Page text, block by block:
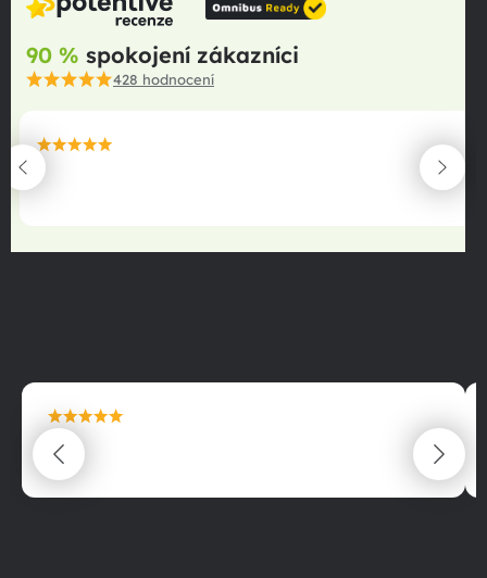
90 % spokojení zákazníci
428 hodnocení
maximální spokojenost
22.06.2025
maximální spokojenost
22.06.2025